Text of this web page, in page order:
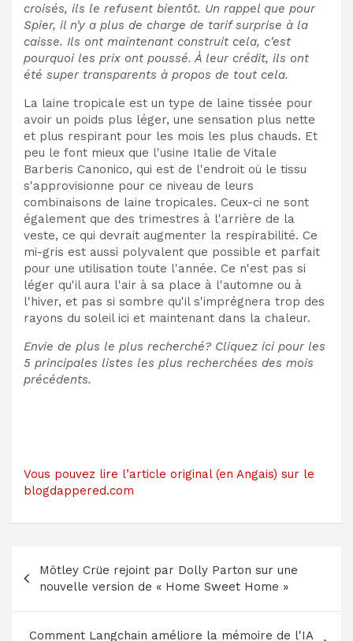
croisés, ils le refusent bientôt. Un rappel que pour
Spier, il n'y a plus de charge de tarif surprise à la
caisse. Ils ont maintenant construit cela, c'est
pourquoi les prix ont poussé. À leur crédit, ils ont
été super transparents à propos de tout cela.
La laine tropicale est un type de laine tissée pour
avoir un poids plus léger, une sensation plus nette
et plus respirant pour les mois les plus chauds. Et
peu le font mieux que l'usine Italie de Vitale
Barberis Canonico, qui est de l'endroit où le tissu
s'approvisionne pour ce niveau de leurs
combinaisons de laine tropicales. Ceux-ci ne sont
également que des trimestres à l'arrière de la
veste, ce qui devrait augmenter la respirabilité. Ce
mi-gris est aussi polyvalent que possible et parfait
pour une utilisation toute l'année. Ce n'est pas si
léger qu'il aura l'air à sa place à l'automne ou à
l'hiver, et pas si sombre qu'il s'imprégnera trop des
rayons du soleil ici et maintenant dans la chaleur.
Envie de plus le plus recherché? Cliquez ici pour les
5 principales listes les plus recherchées des mois
précédents.
Vous pouvez lire l’article original (en Angais) sur le
blogdappered.com
de
l’article
Mötley Crüe rejoint par Dolly Parton sur une
nouvelle version de « Home Sweet Home »
Comment Langchain améliore la mémoire de l'IA